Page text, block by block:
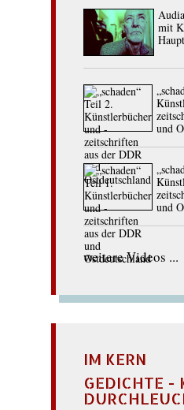
mit
und
und
weitere Videos ...
IM KERN
GEDICHTE -